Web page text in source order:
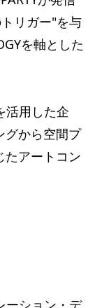
リガー"を与
を軸とした
活用した企
グから空間プ
たアートコン
ーション・デ